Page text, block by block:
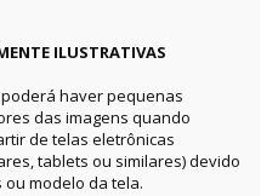
ILUSTRATIVAS
haver pequenas
das imagens quando
de telas eletrônicas
tablets ou similares) devido
modelo da tela.